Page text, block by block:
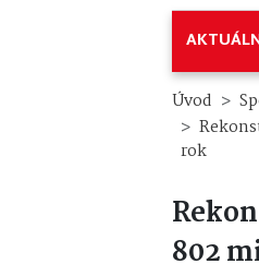
Úvod
rok
802